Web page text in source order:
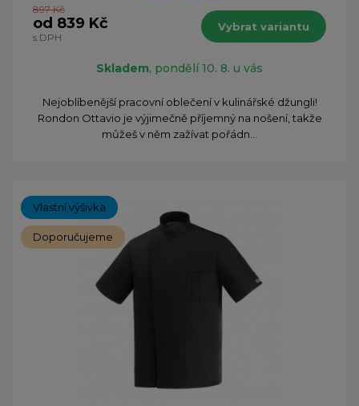
897 Kč
od 839 Kč
s DPH
Vybrat variantu
Skladem, pondělí 10. 8. u vás
Nejoblíbenější pracovní oblečení v kulinářské džungli!
Rondon Ottavio je výjimečně příjemný na nošení, takže
můžeš v něm zažívat pořádn...
Vlastní výšivka
Doporučujeme